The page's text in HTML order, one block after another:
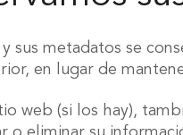
sus metadatos se
en lugar de
web (si los hay),